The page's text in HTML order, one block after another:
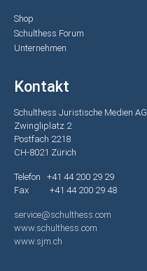
Shop
Schulthess Forum
Unternehmen
Kontakt
Schulthess Juristische Medien AG
Zwingliplatz 2
Postfach 2218
CH-8021 Zürich
Telefon +41 44 200 29 29
Fax +41 44 200 29 48
service@schulthess.com
www.schulthess.com
www.sjm.ch